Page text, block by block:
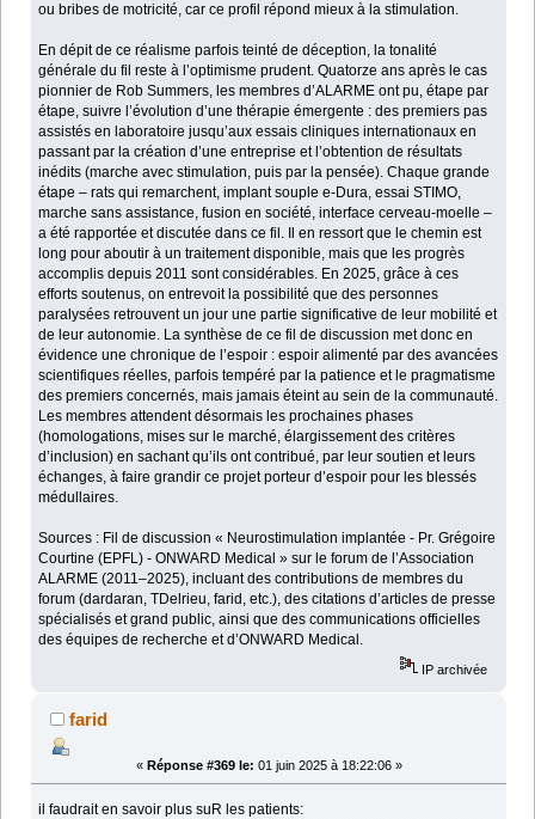
ou bribes de motricité, car ce profil répond mieux à la stimulation.
En dépit de ce réalisme parfois teinté de déception, la tonalité
générale du fil reste à l’optimisme prudent. Quatorze ans après le cas
pionnier de Rob Summers, les membres d’ALARME ont pu, étape par
étape, suivre l’évolution d’une thérapie émergente : des premiers pas
assistés en laboratoire jusqu’aux essais cliniques internationaux en
passant par la création d’une entreprise et l’obtention de résultats
inédits (marche avec stimulation, puis par la pensée). Chaque grande
étape – rats qui remarchent, implant souple e-Dura, essai STIMO,
marche sans assistance, fusion en société, interface cerveau-moelle –
a été rapportée et discutée dans ce fil. Il en ressort que le chemin est
long pour aboutir à un traitement disponible, mais que les progrès
accomplis depuis 2011 sont considérables. En 2025, grâce à ces
efforts soutenus, on entrevoit la possibilité que des personnes
paralysées retrouvent un jour une partie significative de leur mobilité et
de leur autonomie. La synthèse de ce fil de discussion met donc en
évidence une chronique de l’espoir : espoir alimenté par des avancées
scientifiques réelles, parfois tempéré par la patience et le pragmatisme
des premiers concernés, mais jamais éteint au sein de la communauté.
Les membres attendent désormais les prochaines phases
(homologations, mises sur le marché, élargissement des critères
d’inclusion) en sachant qu’ils ont contribué, par leur soutien et leurs
échanges, à faire grandir ce projet porteur d’espoir pour les blessés
médullaires.
Sources : Fil de discussion « Neurostimulation implantée - Pr. Grégoire
Courtine (EPFL) - ONWARD Medical » sur le forum de l’Association
ALARME (2011–2025), incluant des contributions de membres du
forum (dardaran, TDelrieu, farid, etc.), des citations d’articles de presse
spécialisés et grand public, ainsi que des communications officielles
des équipes de recherche et d’ONWARD Medical.
IP archivée
farid
« Réponse #369 le: 01 juin 2025 à 18:22:06 »
il faudrait en savoir plus suR les patients: